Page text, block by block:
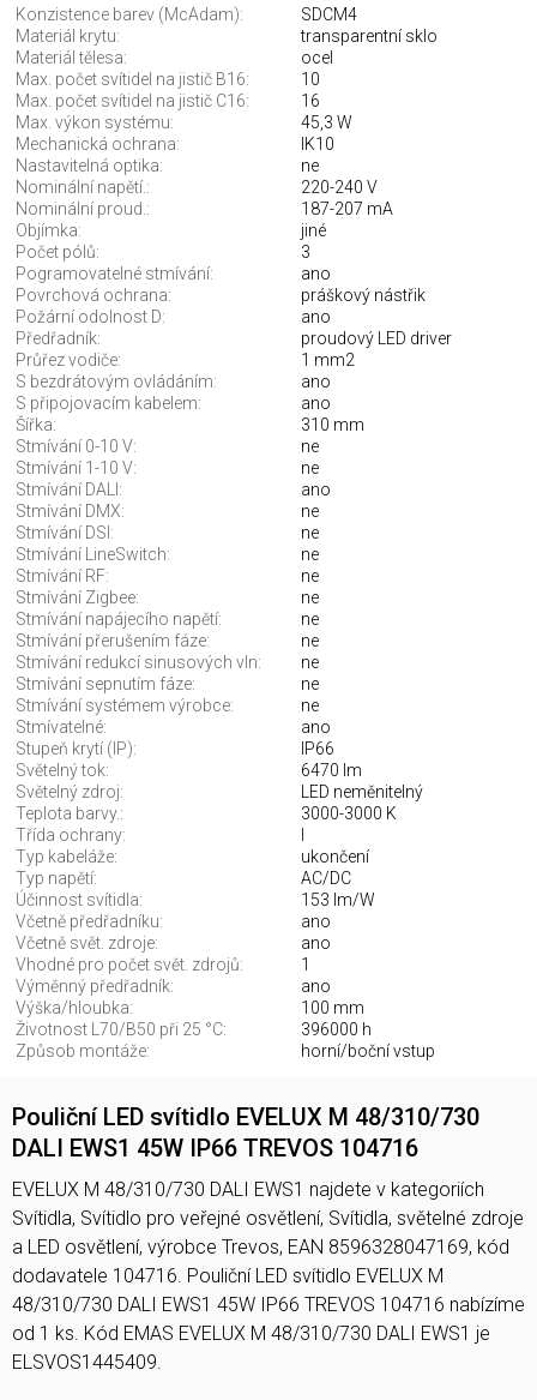
Konzistence barev (McAdam):
SDCM4
Materiál krytu:
transparentní sklo
Materiál tělesa:
ocel
Max. počet svítidel na jistič B16:
10
Max. počet svítidel na jistič C16:
16
Max. výkon systému:
45,3 W
Mechanická ochrana:
IK10
Nastavitelná optika:
ne
Nominální napětí.:
220-240 V
Nominální proud.:
187-207 mA
Objímka:
jiné
Počet pólů:
3
Pogramovatelné stmívání:
ano
Povrchová ochrana:
práškový nástřik
Požární odolnost D:
ano
Předřadník:
proudový LED driver
Průřez vodiče:
1 mm2
S bezdrátovým ovládáním:
ano
S připojovacím kabelem:
ano
Šířka:
310 mm
Stmívání 0-10 V:
ne
Stmívání 1-10 V:
ne
Stmívání DALI:
ano
Stmívání DMX:
ne
Stmívání DSI:
ne
Stmívání LineSwitch:
ne
Stmívání RF:
ne
Stmívání Zigbee:
ne
Stmívání napájecího napětí:
ne
Stmívání přerušením fáze:
ne
Stmívání redukcí sinusových vln:
ne
Stmívání sepnutím fáze:
ne
Stmívání systémem výrobce:
ne
Stmívatelné:
ano
Stupeň krytí (IP):
IP66
Světelný tok:
6470 lm
Světelný zdroj:
LED neměnitelný
Teplota barvy.:
3000-3000 K
Třída ochrany:
Typ kabeláže:
ukončení
Typ napětí:
AC/DC
Účinnost svítidla:
153 lm/W
Včetně předřadníku:
ano
Včetně svět. zdroje:
ano
Vhodné pro počet svět. zdrojů:
1
Výměnný předřadník:
ano
Výška/hloubka:
100 mm
Životnost L70/B50 při 25 °C:
396000 h
Způsob montáže:
horní/boční vstup
Pouliční LED svítidlo EVELUX M 48/310/730
DALI EWS1 45W IP66 TREVOS 104716
EVELUX M 48/310/730 DALI EWS1 najdete v kategoriích
Svítidla, Svítidlo pro veřejné osvětlení, Svítidla, světelné zdroje
a LED osvětlení, výrobce Trevos, EAN 8596328047169, kód
dodavatele 104716. Pouliční LED svítidlo EVELUX M
48/310/730 DALI EWS1 45W IP66 TREVOS 104716 nabízíme
od 1 ks. Kód EMAS EVELUX M 48/310/730 DALI EWS1 je
ELSVOS1445409.